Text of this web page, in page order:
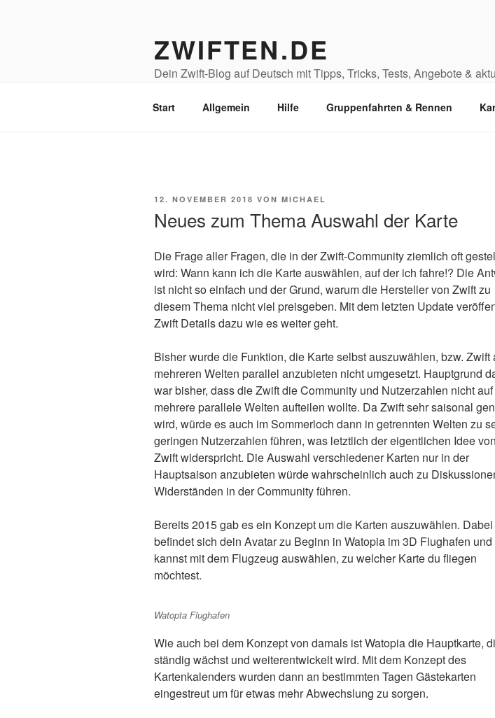
ZWIFTEN.DE
Dein Zwift-Blog auf Deutsch mit Tipps, Tricks, Tests, Angebote &
Start Allgemein Hilfe Gruppenfahrten & Rennen
VERÖFFENTLICHT
12. NOVEMBER 2018 VON MICHAEL
Neues zum Thema Auswahl der Karte
Die Frage aller Fragen, die in der Zwift-Community ziemlich oft
wird: Wann kann ich die Karte auswählen, auf der ich fahre!? Die
ist nicht so einfach und der Grund, warum die Hersteller von Zwift zu
diesem Thema nicht viel preisgeben. Mit dem letzten Update
Zwift Details dazu wie es weiter geht.
Bisher wurde die Funktion, die Karte selbst auszuwählen, bzw. Zwift
mehreren Welten parallel anzubieten nicht umgesetzt. Hauptgrund
war bisher, dass die Zwift die Community und Nutzerzahlen nicht auf
mehrere parallele Welten aufteilen wollte. Da Zwift sehr saisonal
wird, würde es auch im Sommerloch dann in getrennten Welten zu
geringen Nutzerzahlen führen, was letztlich der eigentlichen Idee von
Zwift widerspricht. Die Auswahl verschiedener Karten nur in der
Hauptsaison anzubieten würde wahrscheinlich auch zu
Widerständen in der Community führen.
Bereits 2015 gab es ein Konzept um die Karten auszuwählen. Dabei
befindet sich dein Avatar zu Beginn in Watopia im 3D Flughafen und
kannst mit dem Flugzeug auswählen, zu welcher Karte du fliegen
möchtest.
Watopta Flughafen
Wie auch bei dem Konzept von damals ist Watopia die Hauptkarte,
ständig wächst und weiterentwickelt wird. Mit dem Konzept des
Kartenkalenders wurden dann an bestimmten Tagen Gästekarten
eingestreut um für etwas mehr Abwechslung zu sorgen.